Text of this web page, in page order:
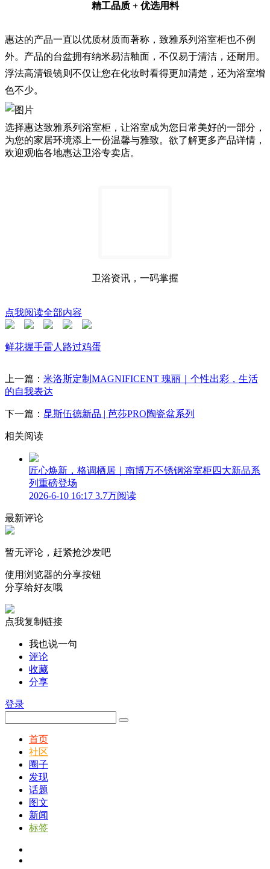
精工品质 + 优选用料
惠达的产品一直以优质材质而著称，致雅系列浴室柜也不例
外。产品的台盆拥有纳米易洁釉面，不仅易于清洁，还耐用。
浮法高清银镜则不仅让您在化妆时看得更加清楚，还为浴室增
色不少。
选择惠达致雅系列浴室柜，让浴室成为您日常美好的一部分，
为您的家居环境添上一份温馨与雅致。欲了解更多产品详情，
欢迎观临各地惠达卫浴专卖店。
卫浴资讯，一码掌握
点我阅读全部内容
鲜花握手雷人 路过鸡蛋
上一篇： 米洛斯定制MAGNIFICENT 瑰丽｜个性出彩，生活
的自我表达
下一篇： 昆斯伍德新品 | 芭莎PRO陶瓷盆系列
相关阅读
匠心焕新，格调栖居｜南博万不锈钢浴室柜四大新品系
列重磅登场
2026-6-10 16:17 3.7万阅读
最新评论
暂无评论，赶紧抢沙发吧
使用浏览器的分享按钮
分享给好友哦
点我复制链接
我也说一句
评论
收藏
分享
登录
首页
社区
圈子
发现
话题
图文
新闻
标签